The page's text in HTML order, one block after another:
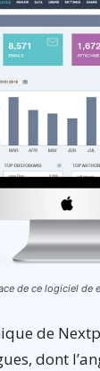
de ce logiciel de
de
dont